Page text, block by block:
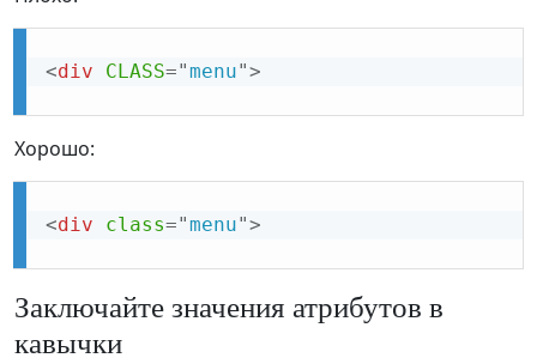
<div CLASS="menu">
Хорошо:
<div class="menu">
Заключайте значения атрибутов в
кавычки